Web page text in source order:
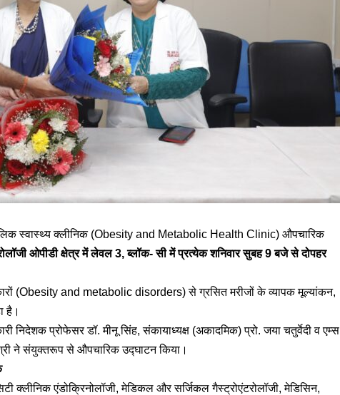
स्वास्थ्य क्लीनिक (Obesity and Metabolic Health Clinic) औपचारिक
ओपीडी क्षेत्र में लेवल 3, ब्लॉक- सी में प्रत्येक शनिवार सुबह 9 बजे से दोपहर
(Obesity and metabolic disorders) से ग्रसित मरीजों के व्यापक मूल्यांकन,
है।
निदेशक प्रोफेसर डॉ. मीनू सिंह, संकायाध्यक्ष (अकादमिक) प्रो. जया चतुर्वेदी व एम्स
ने संयुक्तरूप से औपचारिक उद्घाटन किया।
क्लीनिक एंडोक्रिनोलॉजी, मेडिकल और सर्जिकल गैस्ट्रोएंटरोलॉजी, मेडिसिन,